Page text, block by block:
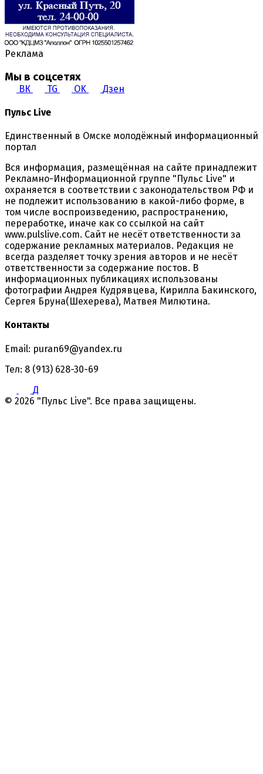
Реклама
Мы в соцсетях
ВК TG OK Дзен
Пульс Live
Единственный в Омске молодёжный информационный
портал
Вся информация, размещённая на сайте принадлежит
Рекламно-Информационной группе "Пульс Live" и
охраняется в соответствии с законодательством РФ и
не подлежит использованию в какой-либо форме, в
том числе воспроизведению, распространению,
переработке, иначе как со ссылкой на сайт
www.pulslive.com. Сайт не несёт ответственности за
содержание рекламных материалов. Редакция не
всегда разделяет точку зрения авторов и не несёт
ответственности за содержание постов. В
информационных публикациях использованы
фотографии Андрея Кудрявцева, Кирилла Бакинского,
Сергея Бруна(Шехерева), Матвея Милютина.
Контакты
Email: puran69@yandex.ru
Тел: 8 (913) 628-30-69
Д
© 2026 "Пульс Live". Все права защищены.